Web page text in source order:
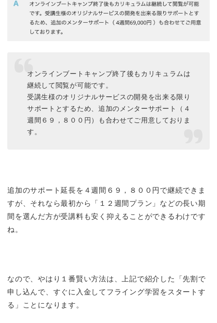
オンラインブートキャンプ終了後もカリキュラムは
継続して閲覧が可能です。
受講生様のオリジナルサービスの開発を出来る限り
サポートとするため、追加のメンターサポート（４
週間６９，８００円）も合わせてご用意しておりま
す。
追加のサポート延長を４週間６９，８００円で継続できま
すが、それなら最初から「１２週間プラン」などの長い期
間を選んだ方が受講料も安く抑えることができるわけです
ね。
なので、やはり１番賢い方法は、上記で紹介した「先割で
申し込んで、すぐに入金してフライング学習をスタートす
る」ことになります。